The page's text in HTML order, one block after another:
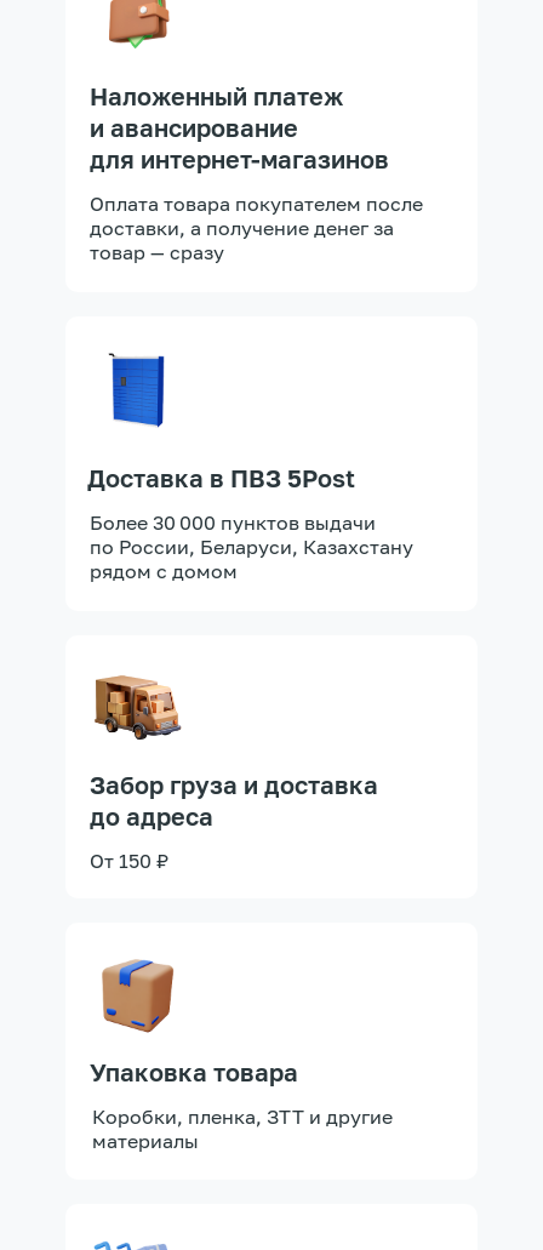
Оплата товара покупателем после
доставки, а получение денег за
товар — сразу
Наложенный платеж
и авансирование
для интернет-магазинов
Более 30 000 пунктов выдачи
по России, Беларуси, Казахстану
рядом с домом
Доставка в ПВЗ 5Post
От 150 ₽
Забор груза и доставка
до адреса
Коробки, пленка, ЗТТ и другие
материалы
Упаковка товара